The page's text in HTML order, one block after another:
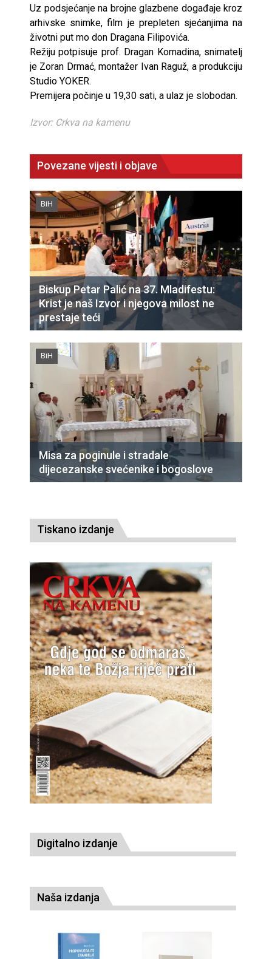
Uz podsjećanje na brojne glazbene događaje kroz
arhivske snimke, film je prepleten sjećanjima na
životni put mo don Dragana Filipovića.
Režiju potpisuje prof. Dragan Komadina, snimatelj
je Zoran Drmać, montažer Ivan Raguž, a produkciju
Studio YOKER.
Premijera počinje u 19,30 sati, a ulaz je slobodan.
Izvor: Crkva na kamenu
Povezane vijesti i objave
BiH
Biskup Petar Palić na 37. Mladifestu:
Krist je naš Izvor i njegova milost ne
prestaje teći
BiH
Misa za poginule i stradale
dijecezanske svećenike i bogoslove
Tiskano izdanje
Digitalno izdanje
Naša izdanja